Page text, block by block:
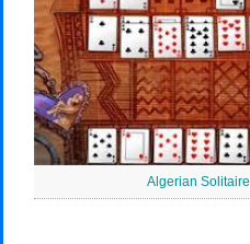
Algerian Solitaire